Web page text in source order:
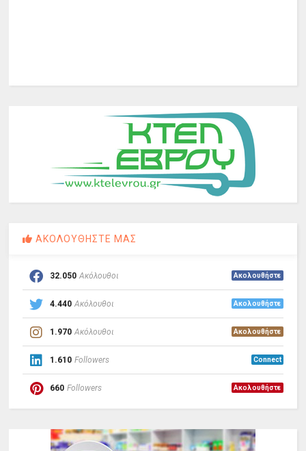
ΑΚΟΛΟΥΘΗΣΤΕ ΜΑΣ
32.050 Ακόλουθοι Ακολουθήστε
4.440 Ακόλουθοι Ακολουθήστε
1.970 Ακόλουθοι Ακολουθήστε
1.610 Followers Connect
660 Followers Ακολουθήστε